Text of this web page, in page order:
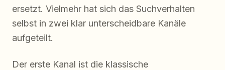
ersetzt. Vielmehr hat sich das Suchverhalten
selbst in zwei klar unterscheidbare Kanäle
aufgeteilt.
Der erste Kanal ist die klassische